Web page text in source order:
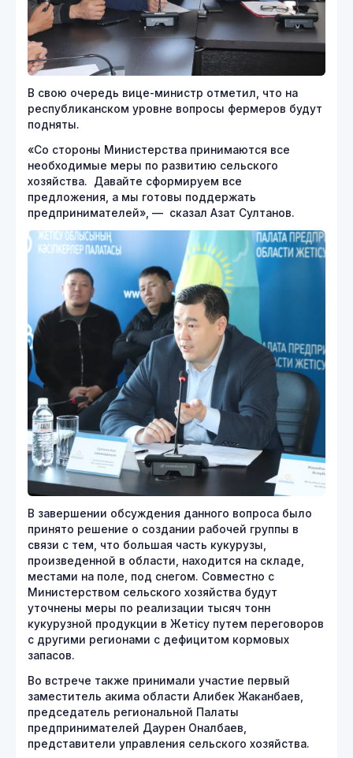
В свою очередь вице-министр отметил, что на
республиканском уровне вопросы фермеров будут
подняты.
«Со стороны Министерства принимаются все
необходимые меры по развитию сельского
хозяйства. Давайте сформируем все
предложения, а мы готовы поддержать
предпринимателей», — сказал Азат Султанов.
В завершении обсуждения данного вопроса было
принято решение о создании рабочей группы в
связи с тем, что большая часть кукурузы,
произведенной в области, находится на складе,
местами на поле, под снегом. Совместно с
Министерством сельского хозяйства будут
уточнены меры по реализации тысяч тонн
кукурузной продукции в Жетісу путем переговоров
с другими регионами с дефицитом кормовых
запасов.
Во встрече также принимали участие первый
заместитель акима области Алибек Жаканбаев,
председатель региональной Палаты
предпринимателей Даурен Оналбаев,
представители управления сельского хозяйства.